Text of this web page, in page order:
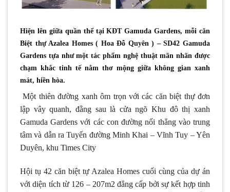
Hiện lên giữa quần thể tại KĐT Gamuda Gardens, mỗi căn
Biệt thự Azalea Homes ( Hoa Đỗ Quyên ) – SD42 Gamuda
Gardens tựa như một tác phẩm nghệ thuật mãn nhãn được
chạm khắc tinh tế nằm thơ mộng giữa không gian xanh
mát, hiền hòa.
Một thiên đường xanh ôm trọn với các căn biệt thự đơn
lập vây quanh, đằng sau là cửa ngõ Khu đô thị xanh
Gamuda Gardens với các con đường nối thẳng vào trung
tâm và dẫn ra Tuyến đường Minh Khai – Vĩnh Tuy – Yên
Duyên, khu Times City
Hội tụ 42 căn biệt tự Azalea Homes cuối cùng của dự án
với diện tích từ 126 – 207m2 đẳng cấp bởi sự kết hợp tinh